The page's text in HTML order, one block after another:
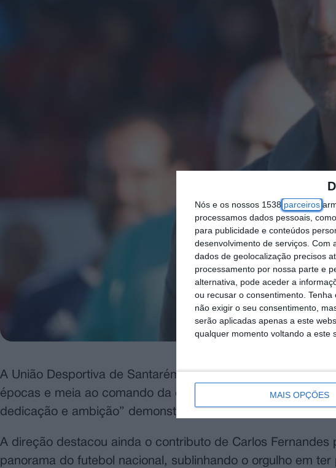
Nós e os nossos 1538parceiros
processamos dados pessoais,
para publicidade e conteúdos
desenvolvimento de serviços. Com
dados de geolocalização precisos
processamento por nossa parte e
alternativa, pode aceder a
ou recusar o consentimento. Tenha
não exigir o seu consentimento,
serão aplicadas apenas a este
qualquer momento voltando a este
MAIS OPÇÕES
A União Desportiva de Santarém anunciou a saída do
épocas e meia ao comando da equipa principal. Em
dedicação e ambição” demonstrados pelo técnico e pela
A direção destacou ainda o contributo de Carlos
panorama do futebol nacional, sublinhando o orgulho em